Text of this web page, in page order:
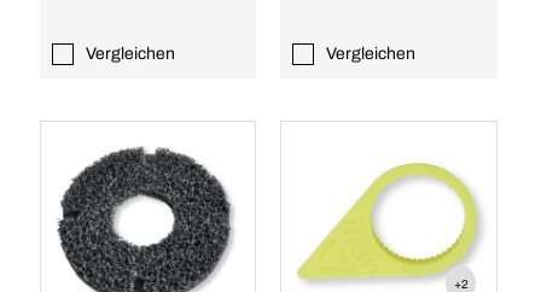
Vergleichen Vergleichen
+2